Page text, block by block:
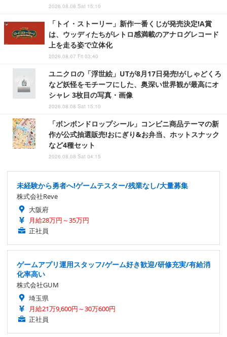
2026.08.08 Sat 15:10
「トイ・ストーリー」新作一番くじが発売決定!A賞
は、ウッディたちがレトロ感満載のアナログレコード
上を走る姿で立体化
2026.08.07 Fri 03:40
ユニクロの「浮世絵」UTが8月17日発売!がしゃどくろ
など妖怪をモチーフにした、奥深い世界観が最高にオ
シャレ 3枚目の写真・画像
2026.08.08 Sat 15:10
「ボンボンドロップシール」コンビニ商品テーマの新
作が公式抽選販売!おにぎり&お弁当、ホットスナック
など4種セット
2026.08.08 Sat 04:15
未経験から勇者へ!ゲームテスター/残業なし/大量募集
株式会社Reve
大阪府
月給28万円～35万円
正社員
ゲームアプリ運用スタッフ/ゲーム好き歓迎/研修充実/有給消
化率高い
株式会社GUM
埼玉県
月給21万9,600円～30万600円
正社員